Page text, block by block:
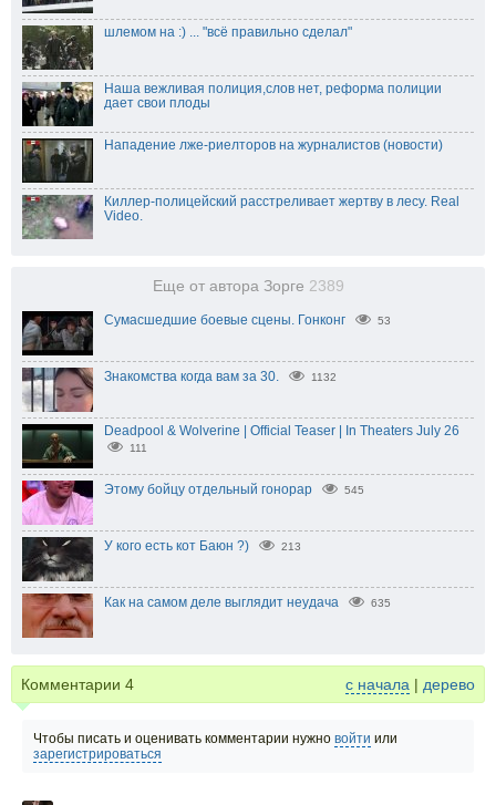
шлемом на :) ... "всё правильно сделал"
Наша вежливая полиция,слов нет, реформа полиции
дает свои плоды
Нападение лже-риелторов на журналистов (новости)
Киллер-полицейский расстреливает жертву в лесу. Real
Video.
Еще от автора Зорге 2389
Сумасшедшие боевые сцены. Гонконг 53
Знакомства когда вам за 30. 1132
Deadpool & Wolverine | Official Teaser | In Theaters July 26
111
Этому бойцу отдельный гонорар 545
У кого есть кот Баюн ?) 213
Как на самом деле выглядит неудача 635
Комментарии 4 с начала | дерево
Чтобы писать и оценивать комментарии нужно войти или
зарегистрироваться